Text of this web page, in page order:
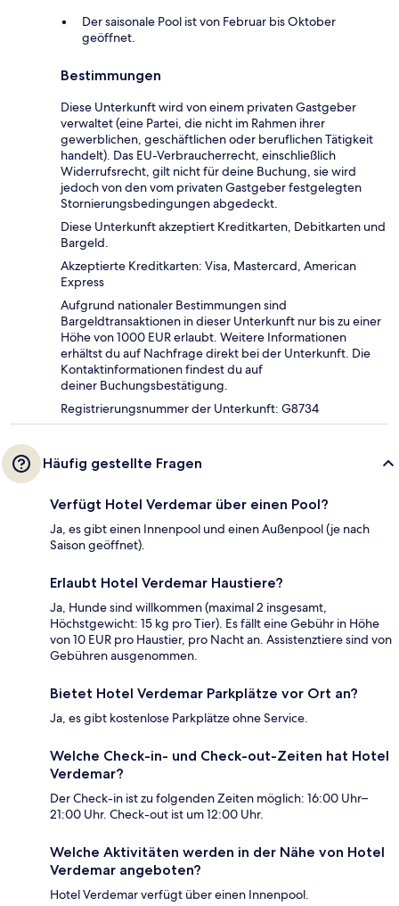
Der saisonale Pool ist von Februar bis Oktober
geöffnet.
Bestimmungen
Diese Unterkunft wird von einem privaten Gastgeber
verwaltet (eine Partei, die nicht im Rahmen ihrer
gewerblichen, geschäftlichen oder beruflichen Tätigkeit
handelt). Das EU-Verbraucherrecht, einschließlich
Widerrufsrecht, gilt nicht für deine Buchung, sie wird
jedoch von den vom privaten Gastgeber festgelegten
Stornierungsbedingungen abgedeckt.
Diese Unterkunft akzeptiert Kreditkarten, Debitkarten und
Bargeld.
Akzeptierte Kreditkarten: Visa, Mastercard, American
Express
Aufgrund nationaler Bestimmungen sind
Bargeldtransaktionen in dieser Unterkunft nur bis zu einer
Höhe von 1000 EUR erlaubt. Weitere Informationen
erhältst du auf Nachfrage direkt bei der Unterkunft. Die
Kontaktinformationen findest du auf
deiner Buchungsbestätigung.
Registrierungsnummer der Unterkunft: G8734
Häufig gestellte Fragen
Verfügt Hotel Verdemar über einen Pool?
Ja, es gibt einen Innenpool und einen Außenpool (je nach
Saison geöffnet).
Erlaubt Hotel Verdemar Haustiere?
Ja, Hunde sind willkommen (maximal 2 insgesamt,
Höchstgewicht: 15 kg pro Tier). Es fällt eine Gebühr in Höhe
von 10 EUR pro Haustier, pro Nacht an. Assistenztiere sind von
Gebühren ausgenommen.
Bietet Hotel Verdemar Parkplätze vor Ort an?
Ja, es gibt kostenlose Parkplätze ohne Service.
Welche Check-in- und Check-out-Zeiten hat Hotel
Verdemar?
Der Check-in ist zu folgenden Zeiten möglich: 16:00 Uhr–
21:00 Uhr. Check-out ist um 12:00 Uhr.
Welche Aktivitäten werden in der Nähe von Hotel
Verdemar angeboten?
Hotel Verdemar verfügt über einen Innenpool.